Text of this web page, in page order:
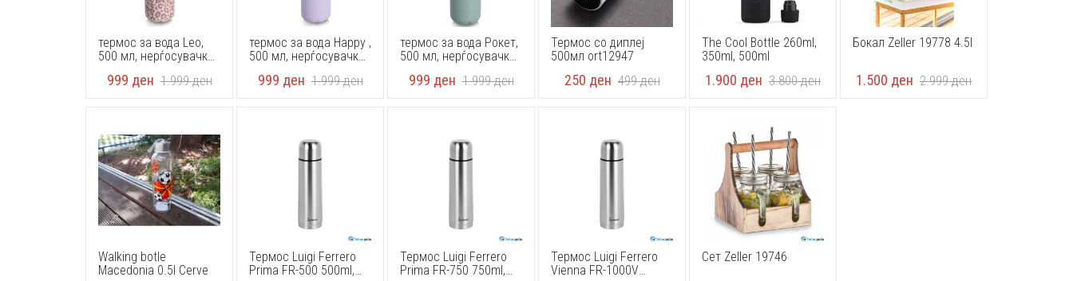
термос за вода Leo,
500 мл, нерѓосувачки
50ml
999 ден 1.999ден
термос за вода Happy ,
500 мл, нерѓосувачки
50ml
999 ден 1.999ден
термос за вода Рокет,
500 мл, нерѓосувачки
50ml
999 ден 1.999ден
Термос со диплеј
500мл ort12947
250 ден 499ден
The Cool Bottle 260ml,
350ml, 500ml
1.900 ден 3.800ден
Бокал Zeller 19778 4.5l
1.500 ден 2.999ден
Walking botle
Macedonia 0.5l Cerve
Термос Luigi Ferrero
Prima FR-500 500ml,
Термос Luigi Ferrero
Prima FR-750 750ml,
Термос Luigi Ferrero
Vienna FR-1000V
Сет Zeller 19746